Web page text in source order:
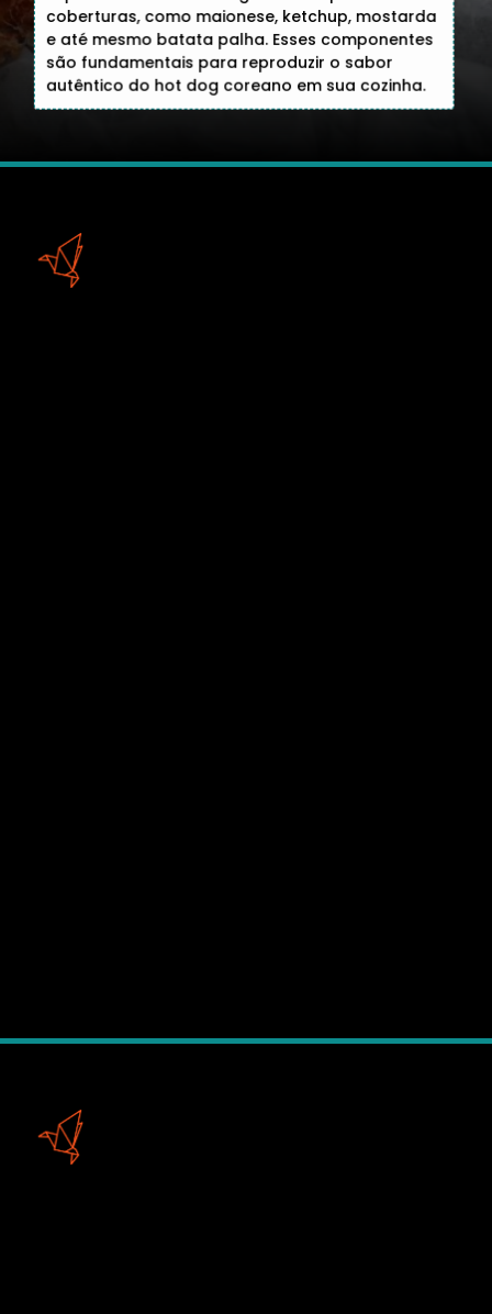
coberturas, como maionese, ketchup, mostarda
e até mesmo batata palha. Esses componentes
são fundamentais para reproduzir o sabor
autêntico do hot dog coreano em sua cozinha.